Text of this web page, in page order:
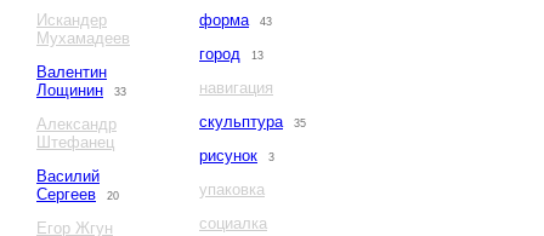
Искандер
Мухамадеев
Валентин
Лощинин
33
Александр
Штефанец
Василий
Сергеев
20
Егор Жгун
форма
43
город 13
навигация
скульптура
35
рисунок 3
упаковка
социалка